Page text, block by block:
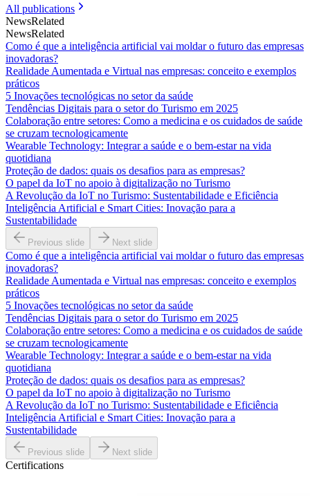
All publications
NewsRelated
NewsRelated
Como é que a inteligência artificial vai moldar o futuro das empresas
inovadoras?
Realidade Aumentada e Virtual nas empresas: conceito e exemplos
práticos
5 Inovações tecnológicas no setor da saúde
Tendências Digitais para o setor do Turismo em 2025
Colaboração entre setores: Como a medicina e os cuidados de saúde
se cruzam tecnologicamente
Wearable Technology: Integrar a saúde e o bem-estar na vida
quotidiana
Proteção de dados: quais os desafios para as empresas?
O papel da IoT no apoio à digitalização no Turismo
A Revolução da IoT no Turismo: Sustentabilidade e Eficiência
Inteligência Artificial e Smart Cities: Inovação para a
Sustentabilidade
Previous slide Next slide
Como é que a inteligência artificial vai moldar o futuro das empresas
inovadoras?
Realidade Aumentada e Virtual nas empresas: conceito e exemplos
práticos
5 Inovações tecnológicas no setor da saúde
Tendências Digitais para o setor do Turismo em 2025
Colaboração entre setores: Como a medicina e os cuidados de saúde
se cruzam tecnologicamente
Wearable Technology: Integrar a saúde e o bem-estar na vida
quotidiana
Proteção de dados: quais os desafios para as empresas?
O papel da IoT no apoio à digitalização no Turismo
A Revolução da IoT no Turismo: Sustentabilidade e Eficiência
Inteligência Artificial e Smart Cities: Inovação para a
Sustentabilidade
Previous slide Next slide
Certifications